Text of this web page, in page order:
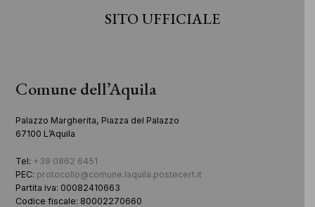
SITO UFFICIALE
Comune dell’Aquila
Palazzo Margherita, Piazza del Palazzo
67100 L’Aquila
Tel: +39 0862 6451
PEC: protocollo@comune.laquila.postecert.it
Partita iva: 00082410663
Codice fiscale: 80002270660